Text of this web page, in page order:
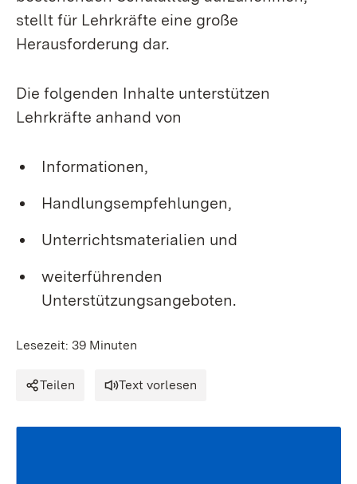
stellt für Lehrkräfte eine große
Herausforderung dar.
Die folgenden Inhalte unterstützen
Lehrkräfte anhand von
Informationen,
Handlungsempfehlungen,
Unterrichtsmaterialien und
weiterführenden
Unterstützungsangeboten.
Lesezeit: 39 Minuten
Teilen Text vorlesen